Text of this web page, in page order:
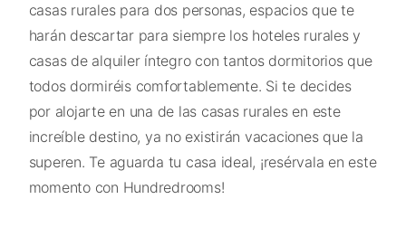
casas rurales para dos personas, espacios que te
harán descartar para siempre los hoteles rurales y
casas de alquiler íntegro con tantos dormitorios que
todos dormiréis comfortablemente. Si te decides
por alojarte en una de las casas rurales en este
increíble destino, ya no existirán vacaciones que la
superen. Te aguarda tu casa ideal, ¡resérvala en este
momento con Hundredrooms!